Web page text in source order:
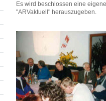
Es wird beschlossen eine
"ARVaktuell" herauszugeben.